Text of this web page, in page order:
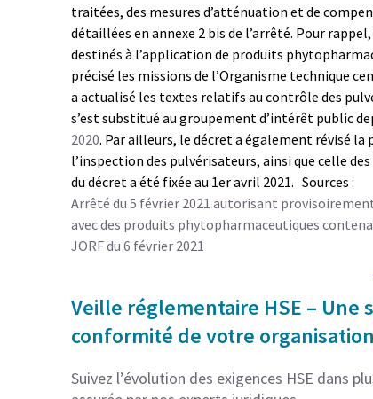
traitées, des mesures d’atténuation et de
détaillées en annexe 2 bis de l’arrêté. Pour
destinés à l’application de produits
précisé les missions de l’Organisme technique
a actualisé les textes relatifs au contrôle des
s’est substitué au groupement d’intérêt public
2020. Par ailleurs, le décret a également révisé la
l’inspection des pulvérisateurs, ainsi que celle
du décret a été fixée au 1er avril 2021. Sources :
Arrêté du 5 février 2021 autorisant
avec des produits phytopharmaceutiques
JORF du 6 février 2021
Veille réglementaire HSE –
conformité de votre organisation
Suivez l’évolution des exigences HSE dans